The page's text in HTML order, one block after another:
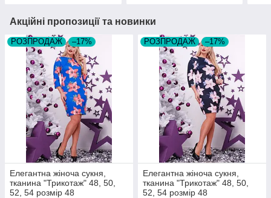
Акційні пропозиції та новинки
РОЗПРОДАЖ –17%
Елегантна жіноча сукня,
тканина "Трикотаж" 48, 50,
52, 54 розмір 48
РОЗПРОДАЖ –17%
Елегантна жіноча сукня,
тканина "Трикотаж" 48, 50,
52, 54 розмір 48